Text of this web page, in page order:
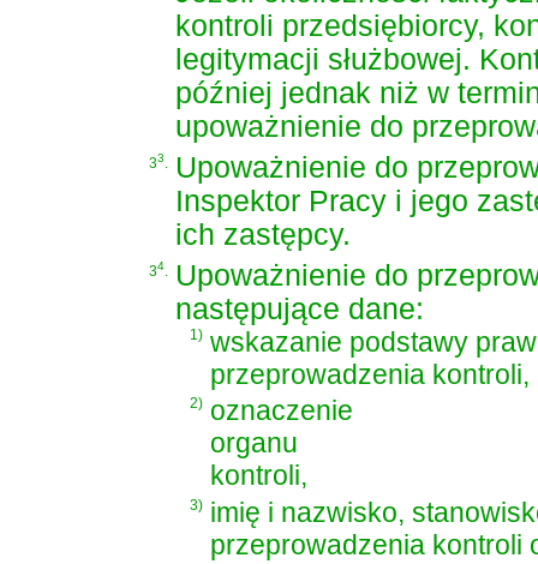
kontroli przedsiębiorcy,
legitymacji służbowej.
później jednak niż w
upoważnienie do
33
Upoważnienie do
Inspektor Pracy i jego
ich zastępcy.
34
Upoważnienie do
następujące dane:
1) wskazanie podstawy
przeprowadzenia kontroli,
2) oznaczenie
organu
kontroli,
3) imię i nazwisko,
przeprowadzenia kontroli